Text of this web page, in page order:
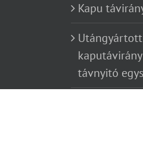
Kapu
Utángyártott
távnyitó